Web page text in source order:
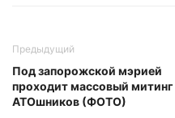
Предыдущий
Под запорожской мэрией
проходит массовый митинг
АТОшников (ФОТО)